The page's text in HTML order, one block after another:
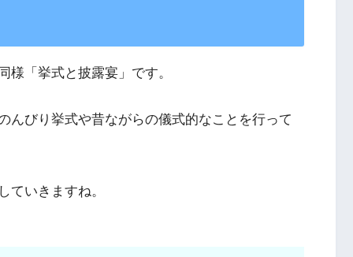
様「挙式と披露宴」です。
んびり挙式や昔ながらの儀式的なことを行って
ていきますね。